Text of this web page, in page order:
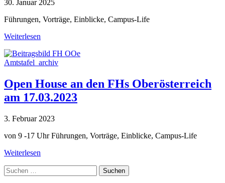
30. Januar 2025
Führungen, Vorträge, Einblicke, Campus-Life
Weiterlesen
Amtstafel_archiv
Open House an den FHs Oberösterreich
am 17.03.2023
3. Februar 2023
von 9 -17 Uhr Führungen, Vorträge, Einblicke, Campus-Life
Weiterlesen
Suche
nach: